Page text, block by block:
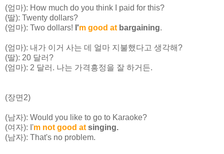
(엄마): How much do you think I paid for this?
(딸): Twenty dollars?
(엄마): Two dollars! I'm good at bargaining.
(엄마): 내가 이거 사는 데 얼마 지불했다고 생각해?
(딸): 20 달러?
(엄마): 2 달러. 나는 가격흥정을 잘 하거든.
(장면2)
(남자): Would you like to go to Karaoke?
(여자): I'm not good at singing.
(남자): That's no problem.